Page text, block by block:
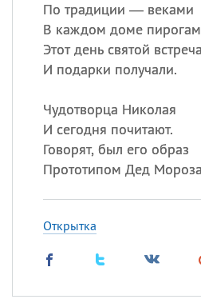
По традиции — веками
В каждом доме
Этот день святой
И подарки получали.
Чудотворца Николая
И сегодня почитают.
Говорят, был его образ
Прототипом Дед
Открытка